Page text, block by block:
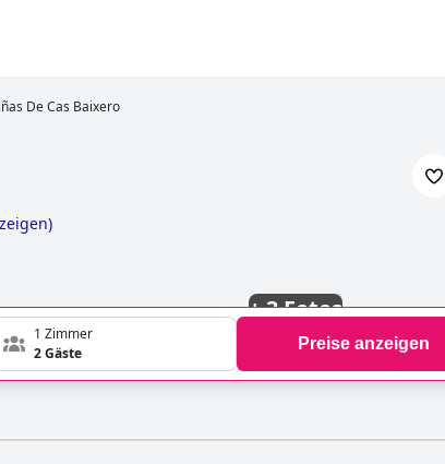
De Cas Baixero
)
+3 Fotos
1 Zimmer
2 Gäste
Preise anzeigen